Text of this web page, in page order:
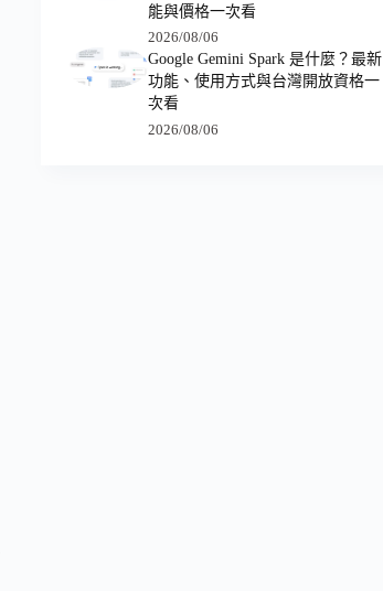
能與價格一次看
2026/08/06
Google Gemini Spark 是什麼？最新
功能、使用方式與台灣開放資格一
次看
2026/08/06